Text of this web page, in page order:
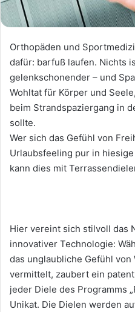
Orthopäden und
dafür: barfuß laufen. Nichts
gelenkschonender – und
Wohltat für Körper und
beim Strandspaziergang in
sollte.
Wer sich das Gefühl von
Urlaubsfeeling pur in
kann dies mit
Hier vereint sich stilvoll das
innovativer Technologie:
das unglaubliche Gefühl
vermittelt, zaubert ein
jeder Diele des Programms
Unikat. Die Dielen werden